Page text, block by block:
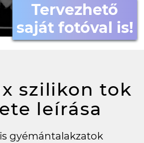
Tervezhető
saját fotóval is!
szilikon tok
leírása
gyémántalakzatok